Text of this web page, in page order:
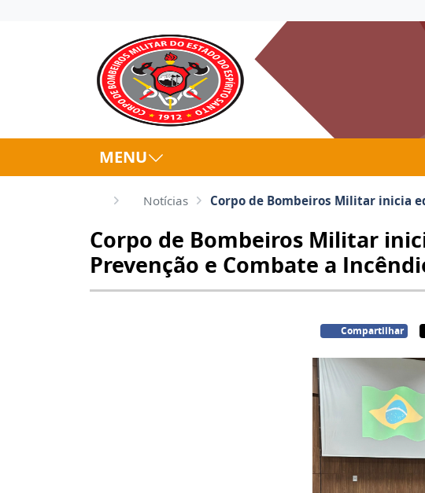
MENU
Notícias Corpo de Bombeiros Militar inicia
Corpo de Bombeiros Militar
Prevenção e Combate a
Compartilhar